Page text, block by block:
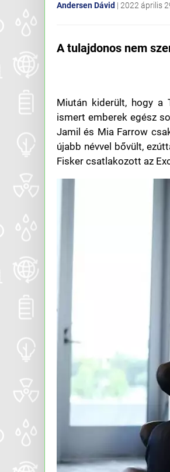
Andersen Dávid | 2022 április
A tulajdonos nem
Miután kiderült, hogy a
ismert emberek egész
Jamil és Mia Farrow
újabb névvel bővült,
Fisker csatlakozott az